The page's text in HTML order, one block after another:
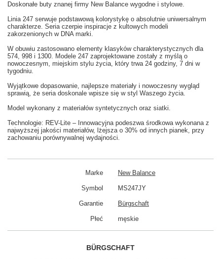
Doskonałe buty znanej firmy New Balance wygodne i stylowe.
Linia 247 serwuje podstawową kolorystykę o absolutnie uniwersalnym
charakterze. Seria czerpie inspiracje z kultowych modeli
zakorzenionych w DNA marki.
W obuwiu zastosowano elementy klasyków charakterystycznych dla
574, 998 i 1300. Modele 247 zaprojektowane zostały z myślą o
nowoczesnym, miejskim stylu życia, który trwa 24 godziny, 7 dni w
tygodniu.
Wyjątkowe dopasowanie, najlepsze materiały i nowoczesny wygląd
sprawią, że seria doskonale wpisze się w styl Waszego życia.
Model wykonany z materiałów syntetycznych oraz siatki.
Technologie: REV-Lite – Innowacyjna podeszwa środkowa wykonana z
najwyższej jakości materiałów, lżejsza o 30% od innych pianek, przy
zachowaniu porównywalnej wydajności.
Marke New Balance
Symbol MS247JY
Garantie Bürgschaft
Płeć męskie
BÜRGSCHAFT